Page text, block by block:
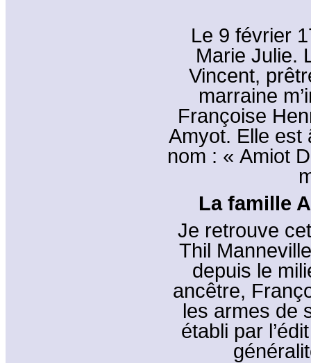
Le 9 février
Marie Julie.
Vincent,
marraine
Françoise
Amyot. Elle est
nom : « Amiot
La famille
Je retrouve
Thil
depuis le
ancêtre,
les armes de
établi par